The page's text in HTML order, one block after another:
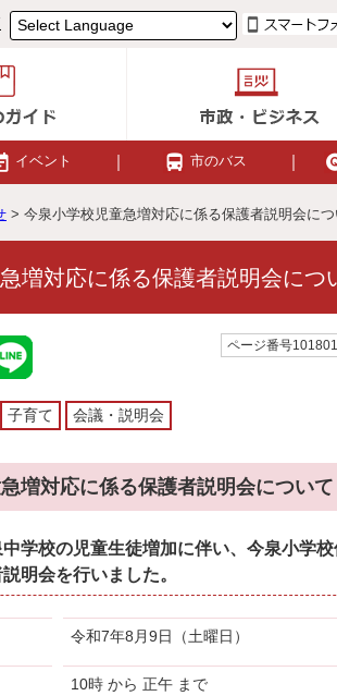
イベント 市のバス
> 今泉小学校児童急増対応に係る保護者説明会につ
増対応に係る保護者説明会につ
ページ番号
子育て 会議・説明会
増対応に係る保護者説明会について
学校の児童生徒増加に伴い、今泉小学
明会を行いました。
令和7年8月9日（土曜日）
10時 から 正午 まで